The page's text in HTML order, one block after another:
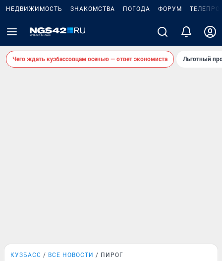
НЕДВИЖИМОСТЬ ЗНАКОМСТВА ПОГОДА ФОРУМ
Чего ждать кузбассовцам осенью — ответ экономиста Льготный
КУЗБАСС ВСЕ НОВОСТИ ПИРОГ